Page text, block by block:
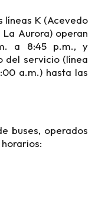
líneas K (Acevedo
Aurora) operan
a 8:45 p.m., y
del servicio (línea
a.m.) hasta las
buses, operados